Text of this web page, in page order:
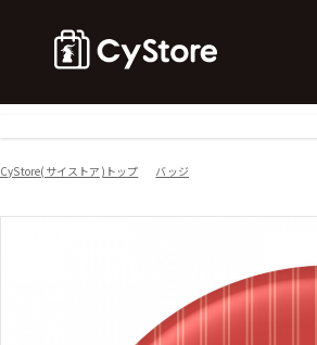
モバイルグッズ
食玩
文具
CyStore(サイストア)トップ バッジ